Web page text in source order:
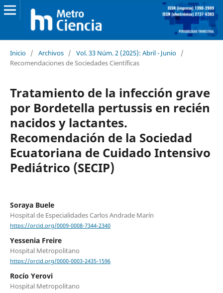
Inicio / Archivos / Vol. 33 Núm. 2 (2025): Abril - Junio /
Recomendaciones de Sociedades Científicas
Tratamiento de la infección grave
por Bordetella pertussis en recién
nacidos y lactantes.
Recomendación de la Sociedad
Ecuatoriana de Cuidado Intensivo
Pediátrico (SECIP)
Soraya Buele
Hospital de Especialidades Carlos Andrade Marín
https://orcid.org/0009-0008-7344-2340
Yessenia Freire
Hospital Metropolitano
https://orcid.org/0000-0003-2435-1596
Rocío Yerovi
Hospital Metropolitano